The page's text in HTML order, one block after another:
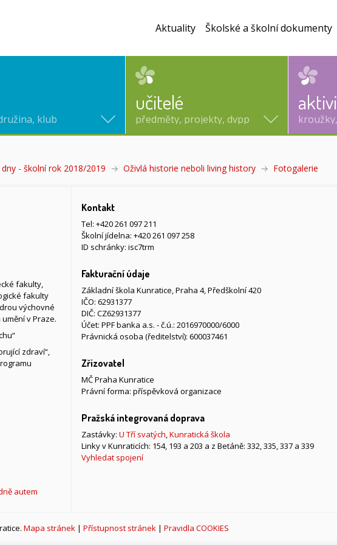
klub
učitelé
předměty, projekty, dvpp
Aktuality Školské a školní dokumenty
- školní rok 2018/2019 Oživlá historie neboli living history Fotogalerie
fakulty,
fakulty
výchovné
v Praze.
zdraví“,
autem
Kontakt
Tel: +420 261 097 211
Školní jídelna: +420 261 097 258
ID schránky: isc7trm
Fakturační údaje
Základní škola Kunratice, Praha 4, Předškolní 420
IČO: 62931377
DIČ: CZ62931377
Účet: PPF banka a.s. - č.ú.: 2016970000/6000
Právnická osoba (ředitelství): 600037461
Zřizovatel
MČ Praha Kunratice
Právní forma: příspěvková organizace
Pražská integrovaná doprava
Zastávky: U Tří svatých,Kunratická škola
Linky v Kunraticích: 154, 193 a 203 a z Betáně: 332, 335, 337 a 339
Vyhledat spojení
Mapa stránek | Přístupnost stránek | Pravidla COOKIES